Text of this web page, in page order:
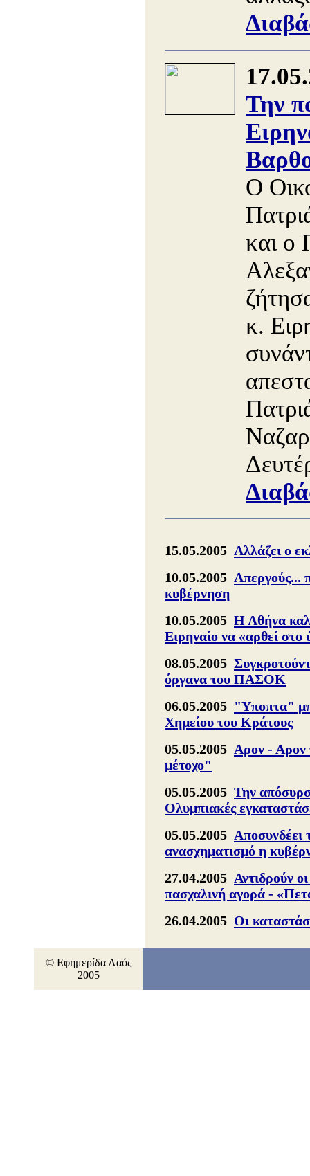
Την
Ο
και ο
κ.
15.05.2005 Αλλάζει ο
10.05.2005 Απεργούς...
κυβέρνηση
10.05.2005 Η Αθήνα
Ειρηναίο να «αρθεί
08.05.2005
όργανα του ΠΑΣΟΚ
06.05.2005 "Υποπτα"
Χημείου του Κράτους
05.05.2005 Αρον - Αρον
μέτοχο"
05.05.2005 Την
Ολυμπιακές
05.05.2005 Αποσυνδέει
ανασχηματισμό η
27.04.2005 Αντιδρούν
πασχαλινή αγορά -
26.04.2005 Οι
© Εφημερίδα Λαός
2005